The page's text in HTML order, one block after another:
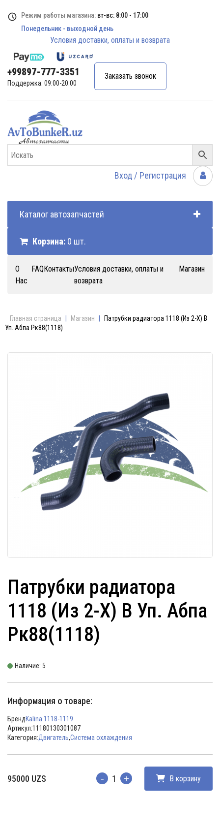
Режим работы магазина: вт-вс: 8:00 - 17:00
Понедельник - выходной день
Условия доставки, оплаты и возврата
+99897-777-3351
Поддержка: 09:00-20:00
Заказать звонок
Вход / Регистрация
Каталог автозапчастей
Корзина: 0 шт.
О
Нас
FAQКонтактыУсловия доставки, оплаты и
возврата
Магазин
Главная страница Магазин
Патрубки радиатора 1118 (Из 2-Х) В
Уп. Абпа Рк88(1118)
Патрубки радиатора
1118 (Из 2-Х) В Уп. Абпа
Рк88(1118)
Наличие: 5
Информация о товаре:
БрендKalina 1118-1119
Артикул:11180130301087
Категория:Двигатель,Система охлаждения
95000 UZS Количество В корзину